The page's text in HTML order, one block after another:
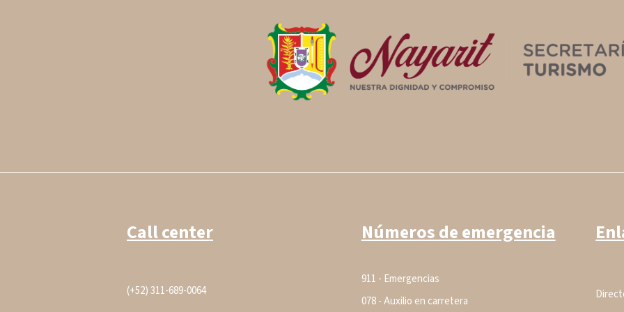
Call center
(+52) 311-689-0064
Números de emergencia
911 - Emergencias
078 - Auxilio en carretera